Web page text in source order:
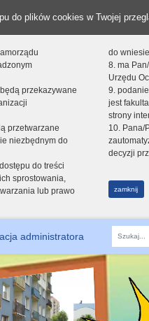
do plików cookies w Twojej
przekazywane
przetwarzane
niezbędnym do
do treści
sprostowania,
lub prawo
do
8. ma
Urzędu
9.
jest
strony
10. Pana/
decyzji
zamknij
administratora
Fraza